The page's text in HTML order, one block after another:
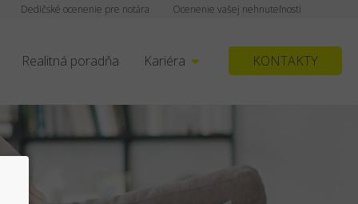
Ocenenie vašej nehnuteľnosti
Dedičské ocenenie pre notára
Realitná poradňa Kariéra KONTAKTY